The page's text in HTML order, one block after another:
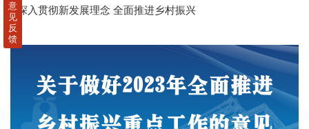
深入贯彻新发展理念 全面推进乡村振兴
意
见
反
馈